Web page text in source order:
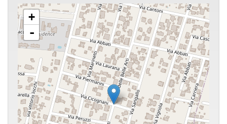
+
-